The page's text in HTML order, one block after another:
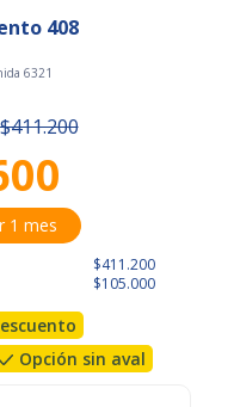
408
6321
$411.200
1 mes
$411.200
$105.000
Opción sin aval